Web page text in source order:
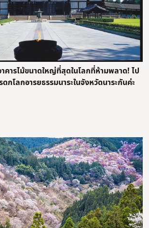
คารไม้ขนาดใหญ่ที่สุดในโลกที่ห้ามพลาด! ไป
กโลกอารยธรรมนาระในจังหวัดนาระกันค่ะ